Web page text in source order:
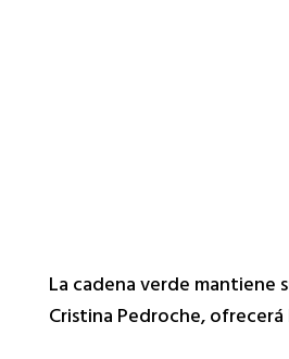
La cadena verde mantiene
Cristina Pedroche,